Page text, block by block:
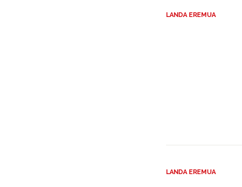
LANDA EREMUA
LANDA EREMUA